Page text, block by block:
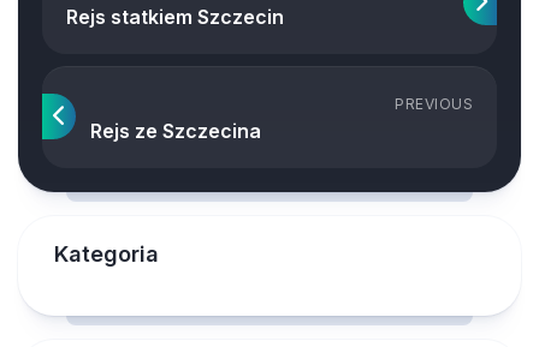
Rejs statkiem Szczecin
PREVIOUS
Rejs ze Szczecina
Kategoria